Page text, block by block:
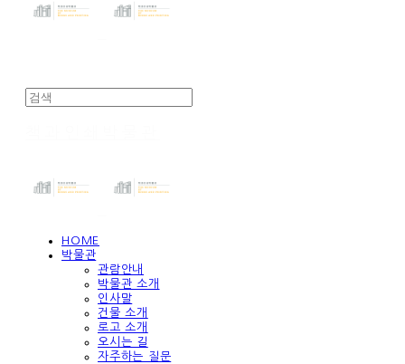
HOME
박물관
관람안내
박물관 소개
인사말
건물 소개
로고 소개
오시는 길
자주하는 질문